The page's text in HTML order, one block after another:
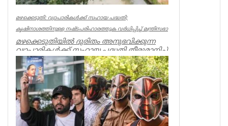
മഴക്കെടുതി: വ്യാപാരികൾക്ക് സഹായ പദ്ധതി;
കൃഷിനാശത്തിനുള്ള നഷ്ടപരിഹാരത്തുക വർ‌ധിപ്പിച്ച് മന്ത്രിസഭാ
മഴക്കെടുതിയിൽ ദുരിതം അനുഭവിക്കുന്ന
വ്യാപാരികൾക്ക് സഹായ പദ്ധതി തീരുമാനിച്ച്
മന്ത്രിസഭാ യോഗം. കടകളിൽ ...
Kerala